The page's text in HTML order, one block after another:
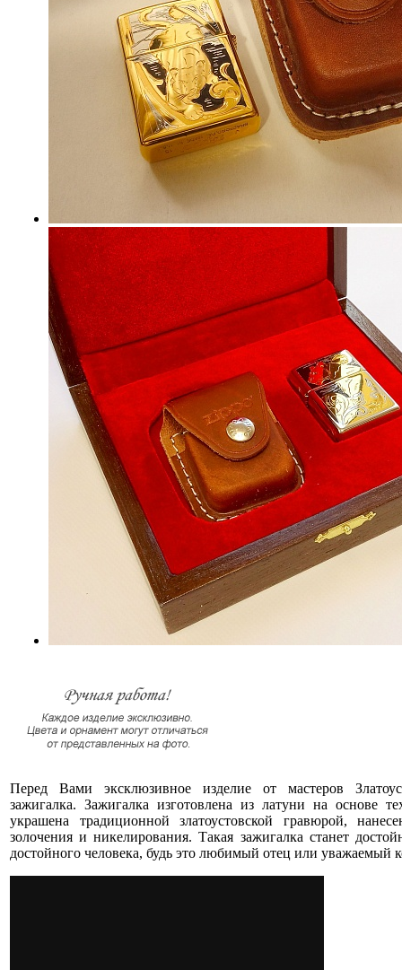
Перед Вами эксклюзивное изделие от мастеров
зажигалка. Зажигалка изготовлена из латуни на основе
украшена традиционной златоустовской гравюрой,
золочения и никелирования. Такая зажигалка станет
достойного человека, будь это любимый отец или уважаемый